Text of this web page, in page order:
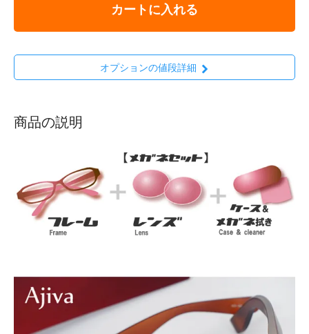
カートに入れる
オプションの値段詳細
商品の説明